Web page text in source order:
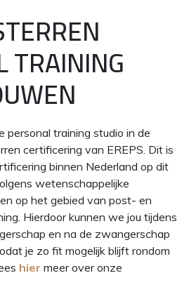
TRAINING
personal training studio in de
certificering van EREPS. Dit is
binnen Nederland op dit
wetenschappelijke
op het gebied van post- en
Hierdoor kunnen we jou tijdens
en na de zwangerschap
je zo fit mogelijk blijft rondom
hier meer over onze